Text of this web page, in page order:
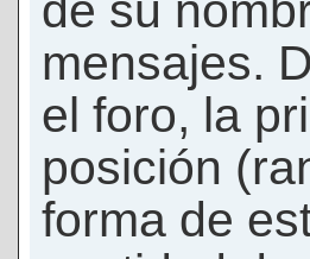
mensajes.
el foro, la
posición
forma de